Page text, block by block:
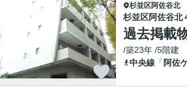
杉並区阿佐谷北
杉並区阿佐谷北
過去掲載
/築23年 /5階建
中央線 「 阿佐